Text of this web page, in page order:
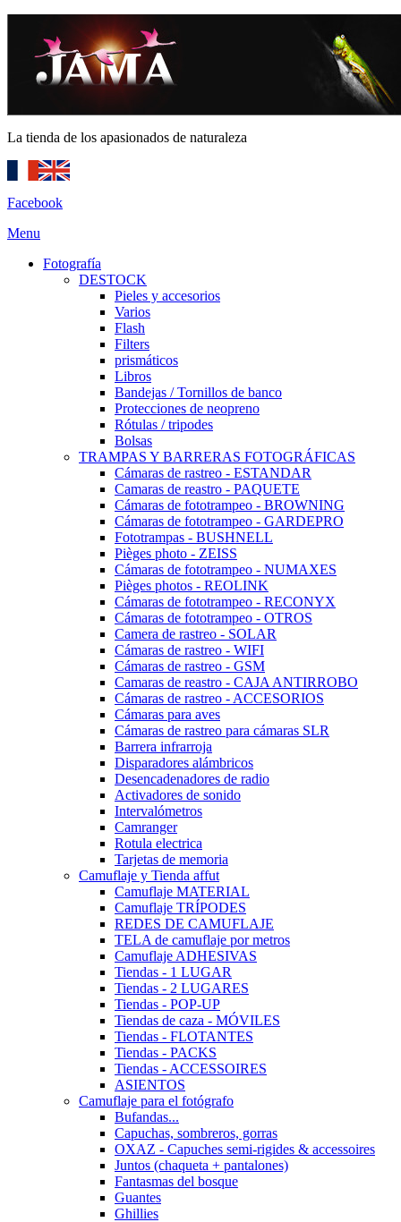
La tienda de los apasionados de naturaleza
Facebook
Menu
Fotografía
DESTOCK
Pieles y accesorios
Varios
Flash
Filters
prismáticos
Libros
Bandejas / Tornillos de banco
Protecciones de neopreno
Rótulas / tripodes
Bolsas
TRAMPAS Y BARRERAS FOTOGRÁFICAS
Cámaras de rastreo - ESTANDAR
Camaras de reastro - PAQUETE
Cámaras de fototrampeo - BROWNING
Cámaras de fototrampeo - GARDEPRO
Fototrampas - BUSHNELL
Pièges photo - ZEISS
Cámaras de fototrampeo - NUMAXES
Pièges photos - REOLINK
Cámaras de fototrampeo - RECONYX
Cámaras de fototrampeo - OTROS
Camera de rastreo - SOLAR
Cámaras de rastreo - WIFI
Cámaras de rastreo - GSM
Camaras de reastro - CAJA ANTIRROBO
Cámaras de rastreo - ACCESORIOS
Cámaras para aves
Cámaras de rastreo para cámaras SLR
Barrera infrarroja
Disparadores alámbricos
Desencadenadores de radio
Activadores de sonido
Intervalómetros
Camranger
Rotula electrica
Tarjetas de memoria
Camuflaje y Tienda affut
Camuflaje MATERIAL
Camuflaje TRÍPODES
REDES DE CAMUFLAJE
TELA de camuflaje por metros
Camuflaje ADHESIVAS
Tiendas - 1 LUGAR
Tiendas - 2 LUGARES
Tiendas - POP-UP
Tiendas de caza - MÓVILES
Tiendas - FLOTANTES
Tiendas - PACKS
Tiendas - ACCESSOIRES
ASIENTOS
Camuflaje para el fotógrafo
Bufandas...
Capuchas, sombreros, gorras
OXAZ - Capuches semi-rigides & accessoires
Juntos (chaqueta + pantalones)
Fantasmas del bosque
Guantes
Ghillies